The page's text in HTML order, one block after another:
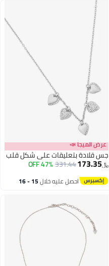
عرض الميجا 📣
جس قلادة بتعليقات على شكل قلب
﷼‏173.35
331.44
47% OFF
احصل عليه خلال 15 - 16